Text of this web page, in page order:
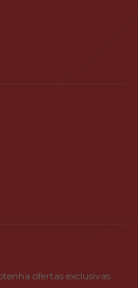
ofertas exclusivas